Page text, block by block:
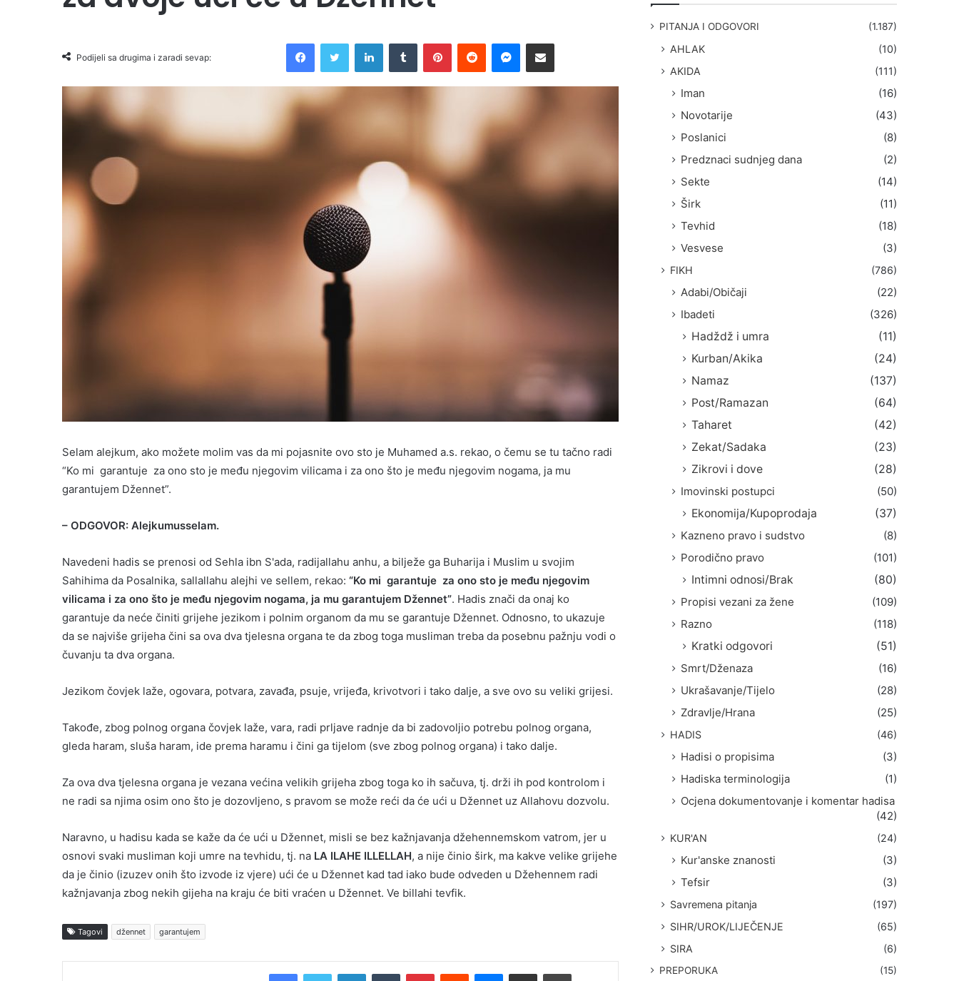
Podijeli sa drugima i zaradi sevap:
Selam alejkum, ako možete molim vas da mi pojasnite ovo sto je Muhamed a.s. rekao, o čemu se tu tačno radi
“Ko mi garantuje za ono sto je među njegovim vilicama i za ono što je među njegovim nogama, ja mu
garantujem Džennet”.
– ODGOVOR: Alejkumusselam.
Navedeni hadis se prenosi od Sehla ibn S'ada, radijallahu anhu, a bilježe ga Buharija i Muslim u svojim
Sahihima da Posalnika, sallallahu alejhi ve sellem, rekao: “Ko mi garantuje za ono sto je među njegovim
vilicama i za ono što je među njegovim nogama, ja mu garantujem Džennet”. Hadis znači da onaj ko
garantuje da neće činiti grijehe jezikom i polnim organom da mu se garantuje Džennet. Odnosno, to ukazuje
da se najviše grijeha čini sa ova dva tjelesna organa te da zbog toga musliman treba da posebnu pažnju vodi o
čuvanju ta dva organa.
Jezikom čovjek laže, ogovara, potvara, zavađa, psuje, vrijeđa, krivotvori i tako dalje, a sve ovo su veliki grijesi.
Takođe, zbog polnog organa čovjek laže, vara, radi prljave radnje da bi zadovoljio potrebu polnog organa,
gleda haram, sluša haram, ide prema haramu i čini ga tijelom (sve zbog polnog organa) i tako dalje.
Za ova dva tjelesna organa je vezana većina velikih grijeha zbog toga ko ih sačuva, tj. drži ih pod kontrolom i
ne radi sa njima osim ono što je dozovljeno, s pravom se može reći da će ući u Džennet uz Allahovu dozvolu.
Naravno, u hadisu kada se kaže da će ući u Džennet, misli se bez kažnjavanja džehennemskom vatrom, jer u
osnovi svaki musliman koji umre na tevhidu, tj. na LA ILAHE ILLELLAH, a nije činio širk, ma kakve velike grijehe
da je činio (izuzev onih što izvode iz vjere) ući će u Džennet kad tad iako bude odveden u Džehennem radi
kažnjavanja zbog nekih gijeha na kraju će biti vraćen u Džennet. Ve billahi tevfik.
Tagovi džennet garantujem
PITANJA I ODGOVORI (1.187)
AHLAK
(10)
AKIDA
(111)
Iman
(16)
Novotarije
(43)
Poslanici
(8)
Predznaci sudnjeg dana
(2)
Sekte
(14)
Širk
(11)
Tevhid
(18)
Vesvese
(3)
FIKH (786)
Adabi/Običaji
(22)
Ibadeti
(326)
Hadždž i umra
(11)
Kurban/Akika
(24)
Namaz
(137)
Post/Ramazan
(64)
Taharet
(42)
Zekat/Sadaka
(23)
Zikrovi i dove
(28)
Imovinski postupci
(50)
Ekonomija/Kupoprodaja
(37)
Kazneno pravo i sudstvo
(8)
Porodično pravo
(101)
Intimni odnosi/Brak
(80)
Propisi vezani za žene
(109)
Razno
(118)
Kratki odgovori
(51)
Smrt/Dženaza
(16)
Ukrašavanje/Tijelo
(28)
Zdravlje/Hrana
(25)
HADIS (46)
Hadisi o propisima
(3)
Hadiska terminologija
(1)
Ocjena dokumentovanje i komentar hadisa
(42)
KUR'AN (24)
Kur'anske znanosti
(3)
Tefsir
(3)
Savremena pitanja
(197)
SIHR/UROK/LIJEČENJE
(65)
SIRA
(6)
PREPORUKA (15)